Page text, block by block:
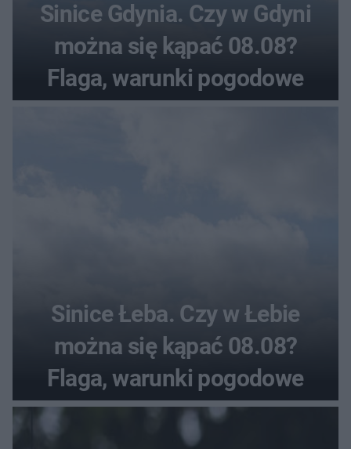
Sinice Gdynia. Czy w Gdyni
można się kąpać 08.08?
Flaga, warunki pogodowe
Sinice Łeba. Czy w Łebie
można się kąpać 08.08?
Flaga, warunki pogodowe